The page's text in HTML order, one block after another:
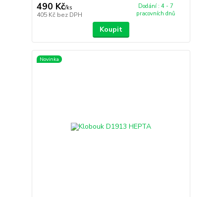
490 Kč/ks
405 Kč bez DPH
Dodání : 4 - 7
pracovních dnů
Koupit
Novinka